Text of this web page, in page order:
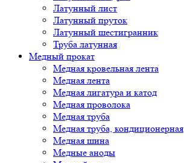
Латунный лист
Латунный пруток
Латунный шестигранник
Труба латунная
Медный прокат
Медная кровельная лента
Медная лента
Медная лигатура и катод
Медная проволока
Медная труба
Медная труба, кондиционерная
Медная шина
Медные аноды